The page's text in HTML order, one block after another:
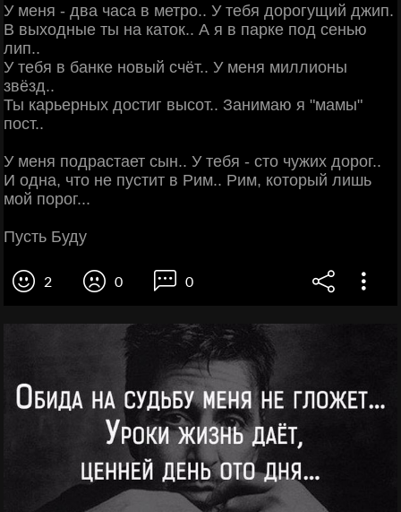
У меня - два часа в метро.. У тебя дорогущий джип.
В выходные ты на каток.. А я в парке под сенью
лип..
У тебя в банке новый счёт.. У меня миллионы
звёзд..
Ты карьерных достиг высот.. Занимаю я "мамы"
пост..
У меня подрастает сын.. У тебя - сто чужих дорог..
И одна, что не пустит в Рим.. Рим, который лишь
мой порог...
Пусть Буду
2 0 0